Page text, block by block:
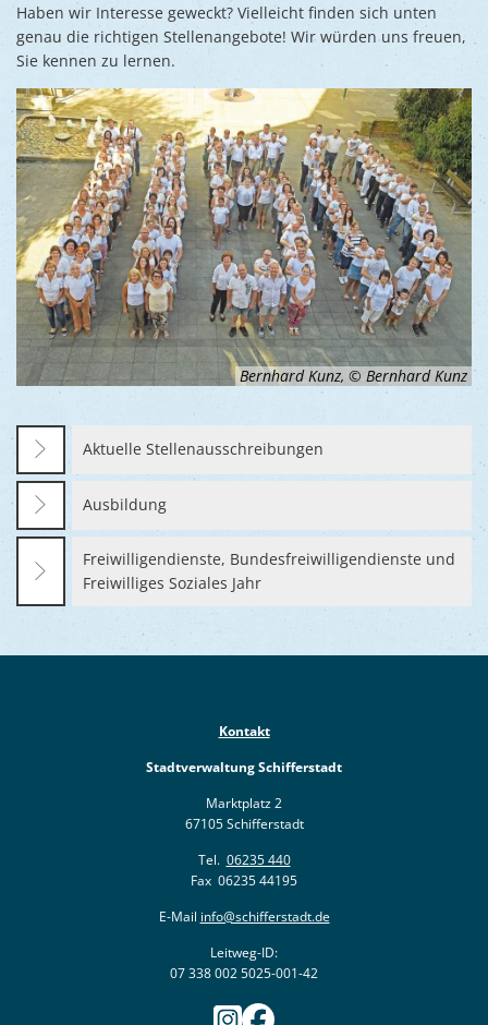
Haben wir Interesse geweckt? Vielleicht finden sich unten
genau die richtigen Stellenangebote! Wir würden uns freuen,
Sie kennen zu lernen.
Bernhard Kunz, © Bernhard Kunz
Aktuelle Stellenausschreibungen
Ausbildung
Freiwilligendienste, Bundesfreiwilligendienste und
Freiwilliges Soziales Jahr
Kontakt
Stadtverwaltung Schifferstadt
Marktplatz 2
67105 Schifferstadt
Tel. 06235 440
Fax 06235 44195
E-Mail info@schifferstadt.de
Leitweg-ID:
07 338 002 5025-001-42